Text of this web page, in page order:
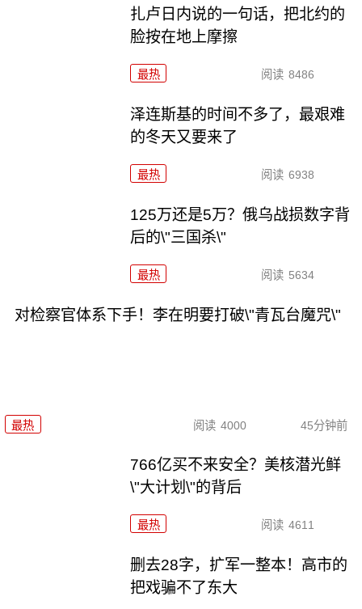
扎卢日内说的一句话，把北约的
脸按在地上摩擦
最热 阅读 8486
泽连斯基的时间不多了，最艰难
的冬天又要来了
最热 阅读 6938
125万还是5万？俄乌战损数字背
后的\"三国杀\"
最热 阅读 5634
对检察官体系下手！李在明要打破\"青瓦台魔咒\"
最热 阅读 4000 45分钟前
766亿买不来安全？美核潜光鲜
\"大计划\"的背后
最热 阅读 4611
删去28字，扩军一整本！高市的
把戏骗不了东大